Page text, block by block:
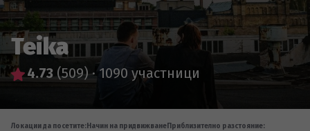
Teika
4.73 (509) ·1090 участници
Локации да посетите: Начин на придвижване Приблизително разстояние: